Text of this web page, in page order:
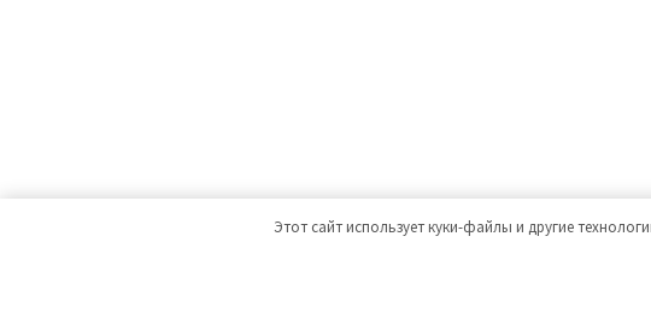
Этот сайт использует куки-файлы и другие